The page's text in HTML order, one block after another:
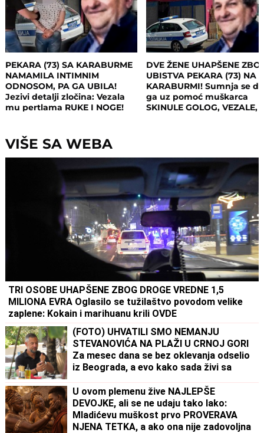
PEKARA (73) SA KARABURME
NAMAMILA INTIMNIM
ODNOSOM, PA GA UBILA!
Jezivi detalji zločina: Vezala
mu pertlama RUKE I NOGE!
DVE ŽENE UHAPŠENE
UBISTVA PEKARA (73) NA
KARABURMI! Sumnja se
ga uz pomoć muškarca
SKINULE GOLOG, VEZALE,
VIŠE SA WEBA
TRI OSOBE UHAPŠENE ZBOG DROGE VREDNE 1,5
MILIONA EVRA Oglasilo se tužilaštvo povodom velike
zaplene: Kokain i marihuanu krili OVDE
(FOTO) UHVATILI SMO NEMANJU
STEVANOVIĆA NA PLAŽI U CRNOJ GORI
Za mesec dana se bez oklevanja odselio
iz Beograda, a evo kako sada živi sa
U ovom plemenu žive NAJLEPŠE
DEVOJKE, ali se ne udaju tako lako:
Mladićevu muškost prvo PROVERAVA
NJENA TETKA, a ako ona nije zadovoljna